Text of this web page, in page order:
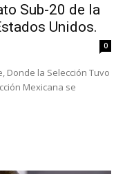
Sub-20 de la
Unidos.
0
Donde la Selección Tuvo
Mexicana se